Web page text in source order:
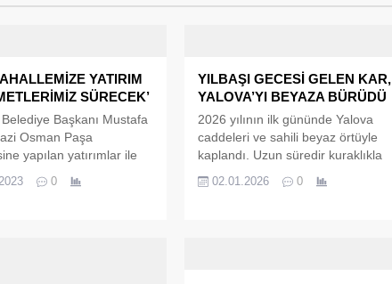
YATIRIM
SÜRECEK’
Belediye Başkanı Mustafa
Osman Paşa
yapılan yatırımlar ile
Yalova’nın sürekli
0
YILBAŞI GECESİ GELEN KAR,
YALOVA’YI BEYAZA BÜRÜDÜ
2026 yılının ilk gününde Yalova
caddeleri ve sahili beyaz örtüyle
kaplandı. Uzun süredir kuraklıkla
gecesi yağan kar hem vatandaşları
02.01.2026 0